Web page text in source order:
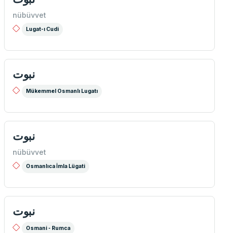
nübüvvet
Lugat-ı Cudi
نبوت
Mükemmel Osmanlı Lugatı
نبوت
nübüvvet
Osmanlıca İmla Lügati
نبوت
Osmani - Rumca